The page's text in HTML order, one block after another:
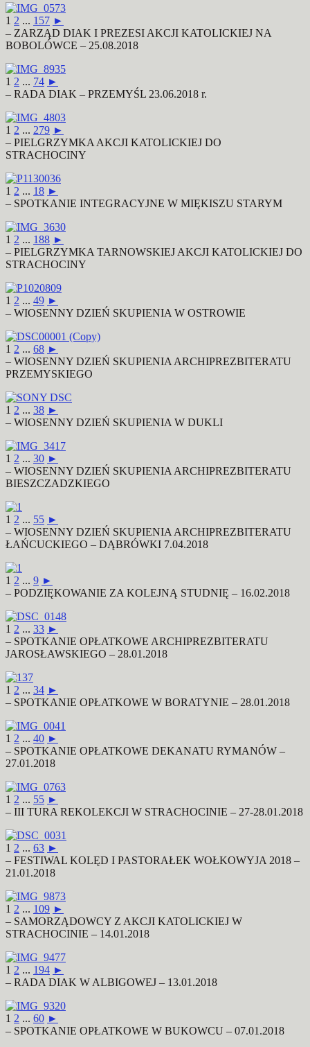
1 2 ... 157 ►
– ZARZĄD DIAK I PREZESI AKCJI KATOLICKIEJ NA
BOBOLÓWCE – 25.08.2018
1 2 ... 74 ►
– RADA DIAK – PRZEMYŚL 23.06.2018 r.
1 2 ... 279 ►
– PIELGRZYMKA AKCJI KATOLICKIEJ DO
STRACHOCINY
1 2 ... 18 ►
– SPOTKANIE INTEGRACYJNE W MIĘKISZU STARYM
1 2 ... 188 ►
– PIELGRZYMKA TARNOWSKIEJ AKCJI KATOLICKIEJ DO
STRACHOCINY
1 2 ... 49 ►
– WIOSENNY DZIEŃ SKUPIENIA W OSTROWIE
1 2 ... 68 ►
– WIOSENNY DZIEŃ SKUPIENIA ARCHIPREZBITERATU
PRZEMYSKIEGO
1 2 ... 38 ►
– WIOSENNY DZIEŃ SKUPIENIA W DUKLI
1 2 ... 30 ►
– WIOSENNY DZIEŃ SKUPIENIA ARCHIPREZBITERATU
BIESZCZADZKIEGO
1 2 ... 55 ►
– WIOSENNY DZIEŃ SKUPIENIA ARCHIPREZBITERATU
ŁAŃCUCKIEGO – DĄBRÓWKI 7.04.2018
1 2 ... 9 ►
– PODZIĘKOWANIE ZA KOLEJNĄ STUDNIĘ – 16.02.2018
1 2 ... 33 ►
– SPOTKANIE OPŁATKOWE ARCHIPREZBITERATU
JAROSŁAWSKIEGO – 28.01.2018
1 2 ... 34 ►
– SPOTKANIE OPŁATKOWE W BORATYNIE – 28.01.2018
1 2 ... 40 ►
– SPOTKANIE OPŁATKOWE DEKANATU RYMANÓW –
27.01.2018
1 2 ... 55 ►
– III TURA REKOLEKCJI W STRACHOCINIE – 27-28.01.2018
1 2 ... 63 ►
– FESTIWAL KOLĘD I PASTORAŁEK WOŁKOWYJA 2018 –
21.01.2018
1 2 ... 109 ►
– SAMORZĄDOWCY Z AKCJI KATOLICKIEJ W
STRACHOCINIE – 14.01.2018
1 2 ... 194 ►
– RADA DIAK W ALBIGOWEJ – 13.01.2018
1 2 ... 60 ►
– SPOTKANIE OPŁATKOWE W BUKOWCU – 07.01.2018